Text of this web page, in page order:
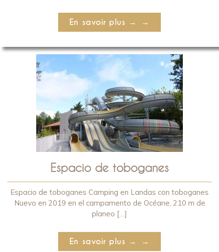
En savoir plus →
Espacio de toboganes
Espacio de toboganes Camping en Landas con toboganes
Nuevo en 2019 en el campamento de Océane, 210 m de
planeo […]
En savoir plus →